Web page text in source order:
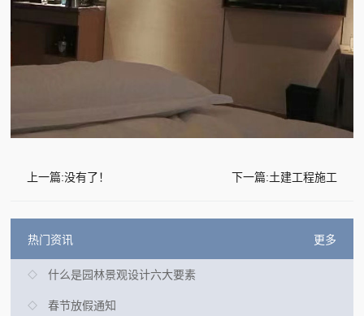
上一篇:没有了！ 下一篇:土建工程施工
热门资讯 更多
什么是园林景观设计六大要素
春节放假通知